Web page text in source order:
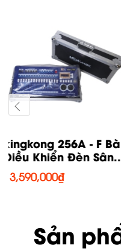
Quartz Consoles &
Software
21,850,000
Sản